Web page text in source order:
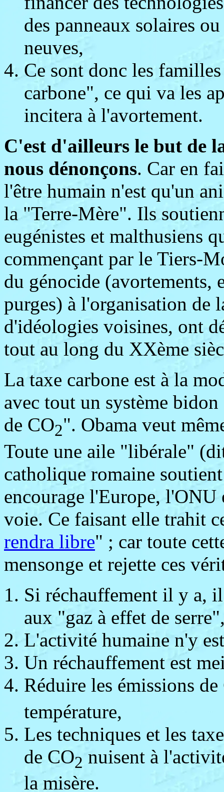
des panneaux solaires
neuves,
Ce sont donc les
carbone", ce qui va les
incitera à l'avortement.
C'est d'ailleurs le but de
nous dénonçons. Car en
l'être humain n'est qu'un
la "Terre-Mère". Ils
eugénistes et malthusiens
commençant par le Tiers-
du génocide (avortements,
purges) à l'organisation de
d'idéologies voisines, ont
tout au long du XXème
La taxe carbone est à la
avec tout un système
de CO2". Obama veut
Toute une aile "libérale"
catholique romaine
encourage l'Europe, l'ONU
voie. Ce faisant elle trahit
rendra libre" ; car toute
mensonge et rejette ces
Si réchauffement il y a,
aux "gaz à effet de
L'activité humaine n'y
Un réchauffement est
Réduire les émissions de
température,
Les techniques et les
de CO2 nuisent à
la misère.